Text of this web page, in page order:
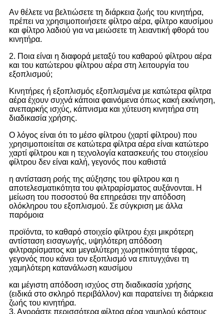
Αν θέλετε να βελτιώσετε τη διάρκεια ζωής του κινητήρα,
πρέπει να χρησιμοποιήσετε φίλτρο αέρα, φίλτρο καυσίμου
και φίλτρο λαδιού για να μειώσετε τη λειαντική φθορά του
κινητήρα.
2. Ποια είναι η διαφορά μεταξύ του καθαρού φίλτρου αέρα
και του κατώτερου φίλτρου αέρα στη λειτουργία του
εξοπλισμού;
Κινητήρες ή εξοπλισμός εξοπλισμένα με κατώτερα φίλτρα
αέρα έχουν συχνά κάποια φαινόμενα όπως κακή εκκίνηση,
ανεπαρκής ισχύς, κάπνισμα και χύτευση κινητήρα στη
διαδικασία χρήσης.
Ο λόγος είναι ότι το μέσο φίλτρου (χαρτί φίλτρου) που
χρησιμοποιείται σε κατώτερα φίλτρα αέρα είναι κατώτερο
χαρτί φίλτρου και η τεχνολογία κατασκευής του στοιχείου
φίλτρου δεν είναι καλή, γεγονός που καθιστά
η αντίσταση ροής της αύξησης του φίλτρου και η
αποτελεσματικότητα του φιλτραρίσματος αυξάνονται. Η
μείωση του ποσοστού θα επηρεάσει την απόδοση
ολόκληρου του εξοπλισμού. Σε σύγκριση με άλλα
παρόμοια
προϊόντα, το καθαρό στοιχείο φίλτρου έχει μικρότερη
αντίσταση εισαγωγής, υψηλότερη απόδοση
φιλτραρίσματος και μεγαλύτερη χωρητικότητα τέφρας,
γεγονός που κάνει τον εξοπλισμό να επιτυγχάνει τη
χαμηλότερη κατανάλωση καυσίμου
και μέγιστη απόδοση ισχύος στη διαδικασία χρήσης
(ειδικά στο σκληρό περιβάλλον) και παρατείνει τη διάρκεια
ζωής του κινητήρα.
3. Αγοράστε περισσότερα φίλτρα αέρα χαμηλού κόστους